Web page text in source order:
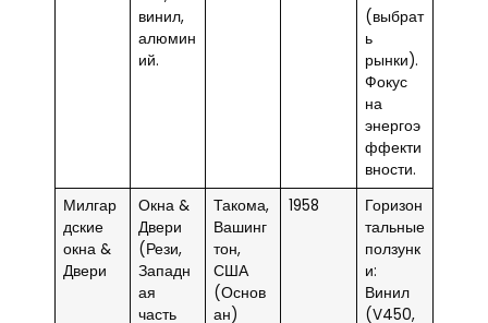
винил,
алюмин
ий.
(выбрат
ь
рынки).
Фокус
на
энергоэ
ффекти
вности.
Милгар
дские
окна &
Двери
Окна &
Двери
(Рези,
Западн
ая
часть
Такома,
Вашинг
тон,
США
(Основ
ан)
1958
Горизон
тальные
ползунк
и:
Винил
(V450,